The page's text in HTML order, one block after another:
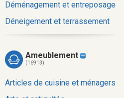
Déménagement et entreposage
Déneigement et terrassement
Ameublement
(16913)
Articles de cuisine et ménagers